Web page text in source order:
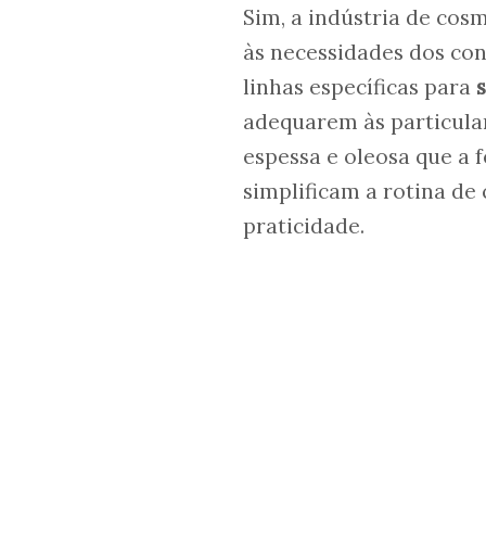
Sim, a indústria de
às necessidades dos
linhas específicas para
adequarem às
espessa e oleosa que
simplificam a rotina de
praticidade.